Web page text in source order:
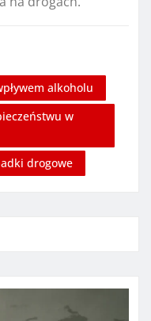
alkoholu
w
drogowe